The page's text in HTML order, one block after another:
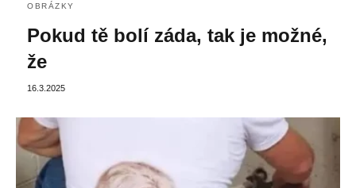
OBRÁZKY
Pokud tě bolí záda, tak je možné,
že
16.3.2025